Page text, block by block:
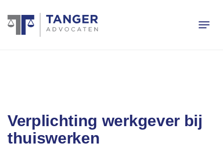
Verplichting werkgever bij
thuiswerken